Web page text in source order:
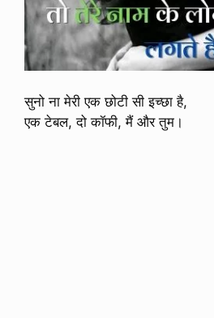
सुनो ना मेरी एक छोटी सी इच्छा है,
एक टेबल, दो कॉफी, मैं और तुम।